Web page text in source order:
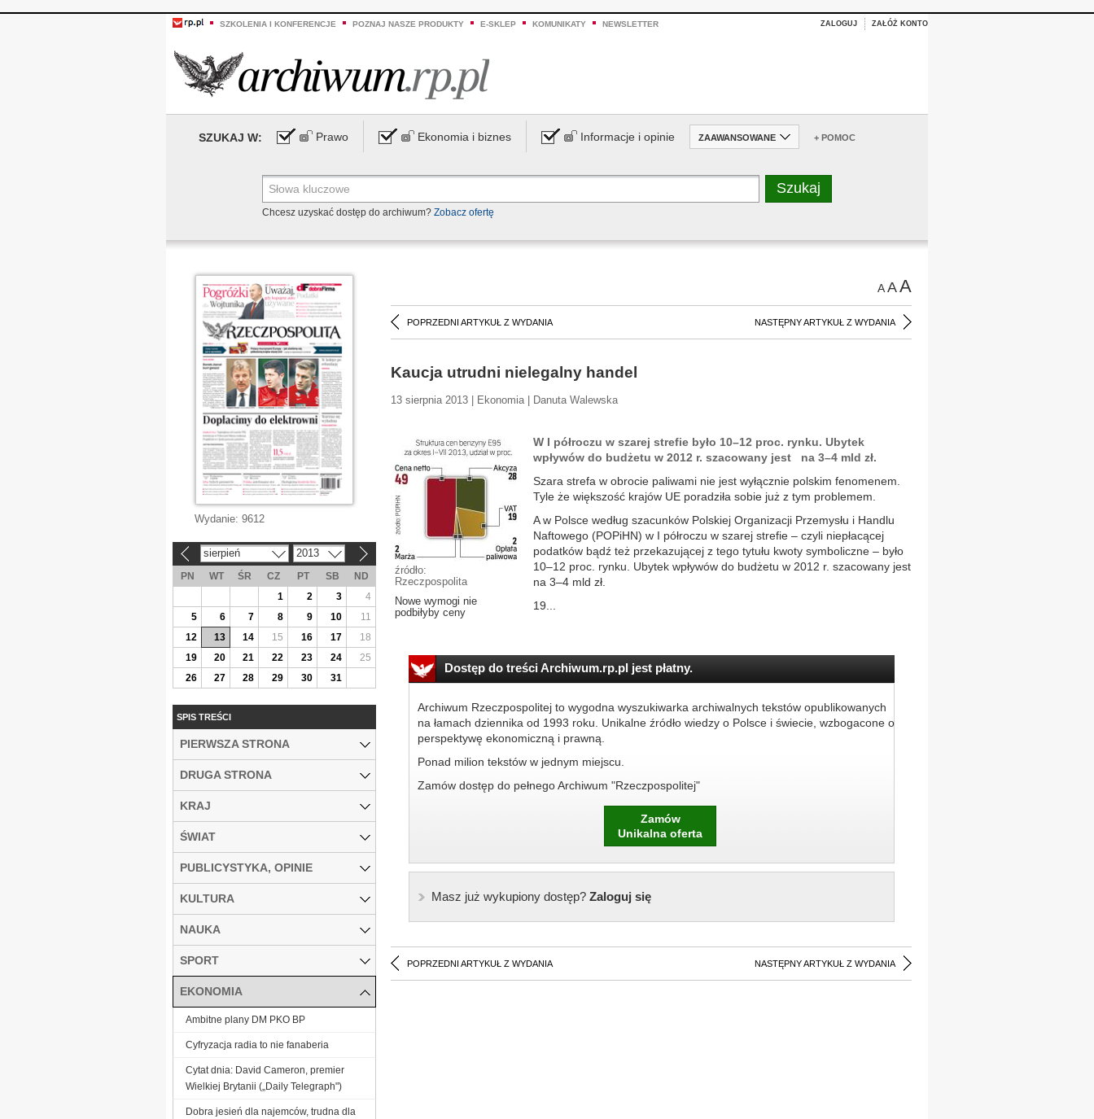
SZKOLENIA I KONFERENCJE POZNAJ NASZE PRODUKTY E-SKLEP KOMUNIKATY NEWSLETTER ZALOGUJ ZAŁÓŻ KONTO
SZUKAJ W: Prawo Ekonomia i biznes Informacje i opinie ZAAWANSOWANE + POMOC
Chcesz uzyskać dostęp do archiwum? Zobacz ofertę
AAA
POPRZEDNI ARTYKUŁ Z WYDANIA NASTĘPNY ARTYKUŁ Z WYDANIA
Kaucja utrudni nielegalny handel
13 sierpnia 2013 | Ekonomia | Danuta Walewska
źródło:
Rzeczpospolita
Nowe wymogi nie
podbiłyby ceny
W I półroczu w szarej strefie było 10–12 proc. rynku. Ubytek
wpływów do budżetu w 2012 r. szacowany jest na 3–4 mld zł.
Szara strefa w obrocie paliwami nie jest wyłącznie polskim fenomenem.
Tyle że większość krajów UE poradziła sobie już z tym problemem.
A w Polsce według szacunków Polskiej Organizacji Przemysłu i Handlu
Naftowego (POPiHN) w I półroczu w szarej strefie – czyli niepłacącej
podatków bądź też przekazującej z tego tytułu kwoty symboliczne – było
10–12 proc. rynku. Ubytek wpływów do budżetu w 2012 r. szacowany jest
na 3–4 mld zł.
19...
Dostęp do treści Archiwum.rp.pl jest płatny.
Archiwum Rzeczpospolitej to wygodna wyszukiwarka archiwalnych tekstów opublikowanych
na łamach dziennika od 1993 roku. Unikalne źródło wiedzy o Polsce i świecie, wzbogacone o
perspektywę ekonomiczną i prawną.
Ponad milion tekstów w jednym miejscu.
Zamów dostęp do pełnego Archiwum "Rzeczpospolitej"
Zamów
Unikalna oferta
Masz już wykupiony dostęp?Zaloguj się
POPRZEDNI ARTYKUŁ Z WYDANIA NASTĘPNY ARTYKUŁ Z WYDANIA
Wydanie: 9612
sierpień 2013
PN WT ŚR CZ PT SB
ND
1
2 3
4
5
6 7 8 9 10
11
12
13 14 15 16 17
18
19
20 21 22 23 24
25
26
27 28 29 30 31
SPIS TREŚCI
PIERWSZA STRONA
DRUGA STRONA
KRAJ
ŚWIAT
PUBLICYSTYKA, OPINIE
KULTURA
NAUKA
SPORT
EKONOMIA
Ambitne plany DM PKO BP
Cyfryzacja radia to nie fanaberia
Cytat dnia: David Cameron, premier
Wielkiej Brytanii („Daily Telegraph")
Dobra jesień dla najemców, trudna dla